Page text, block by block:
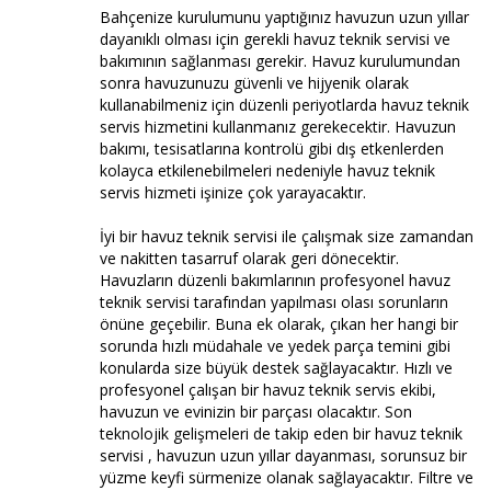
Bahçenize kurulumunu yaptığınız havuzun uzun yıllar
dayanıklı olması için gerekli havuz teknik servisi ve
bakımının sağlanması gerekir. Havuz kurulumundan
sonra havuzunuzu güvenli ve hijyenik olarak
kullanabilmeniz için düzenli periyotlarda havuz teknik
servis hizmetini kullanmanız gerekecektir. Havuzun
bakımı, tesisatlarına kontrolü gibi dış etkenlerden
kolayca etkilenebilmeleri nedeniyle havuz teknik
servis hizmeti işinize çok yarayacaktır.
İyi bir havuz teknik servisi ile çalışmak size zamandan
ve nakitten tasarruf olarak geri dönecektir.
Havuzların düzenli bakımlarının profesyonel havuz
teknik servisi tarafından yapılması olası sorunların
önüne geçebilir. Buna ek olarak, çıkan her hangi bir
sorunda hızlı müdahale ve yedek parça temini gibi
konularda size büyük destek sağlayacaktır. Hızlı ve
profesyonel çalışan bir havuz teknik servis ekibi,
havuzun ve evinizin bir parçası olacaktır. Son
teknolojik gelişmeleri de takip eden bir havuz teknik
servisi , havuzun uzun yıllar dayanması, sorunsuz bir
yüzme keyfi sürmenize olanak sağlayacaktır. Filtre ve